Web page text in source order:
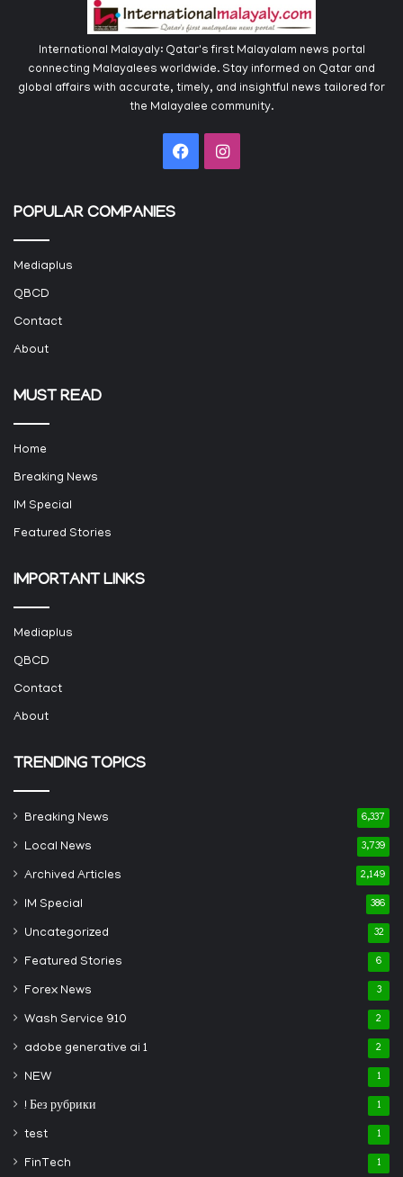
International Malayaly: Qatar's first Malayalam news portal
connecting Malayalees worldwide. Stay informed on Qatar and
global affairs with accurate, timely, and insightful news tailored for
the Malayalee community.
FacebookInstagram
POPULAR COMPANIES
Mediaplus
QBCD
Contact
About
MUST READ
Home
Breaking News
IM Special
Featured Stories
IMPORTANT LINKS
Mediaplus
QBCD
Contact
About
TRENDING TOPICS
Breaking News 6,337
Local News 3,739
Archived Articles 2,149
IM Special 386
Uncategorized 32
Featured Stories 6
Forex News 3
Wash Service 910 2
adobe generative ai 1 2
NEW 1
! Без рубрики 1
test 1
FinTech 1